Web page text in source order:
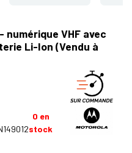
numérique VHF avec
Li-Ion (Vendu à
0 en
stock